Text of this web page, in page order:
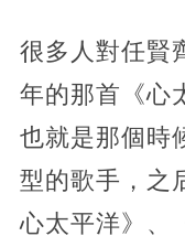
很多人對任賢
年的那首《心
也就是那個時
型的歌手，之
心太平洋》、